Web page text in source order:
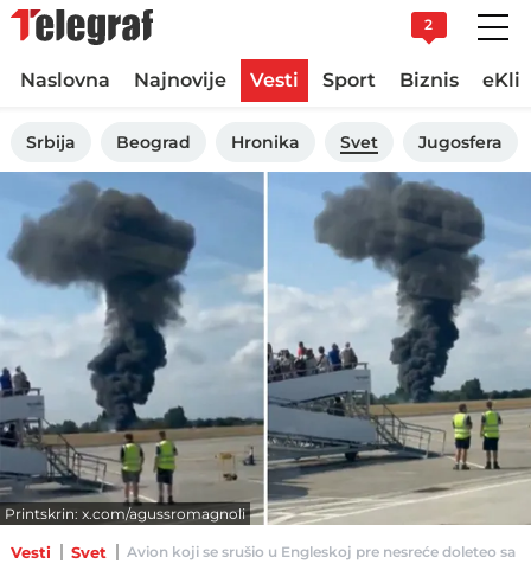
2
Naslovna Najnovije Vesti Sport Biznis
Srbija Beograd Hronika Svet Jugosfera
Printskrin: x.com/agussromagnoli
Vesti Svet Avion koji se srušio u Engleskoj pre nesreće doleteo sa